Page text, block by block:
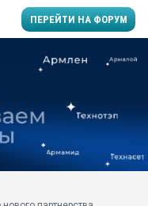
ПЕРЕЙТИ НА ФОРУМ
Вакуум-формовочные
ближайшее
28.07.2026